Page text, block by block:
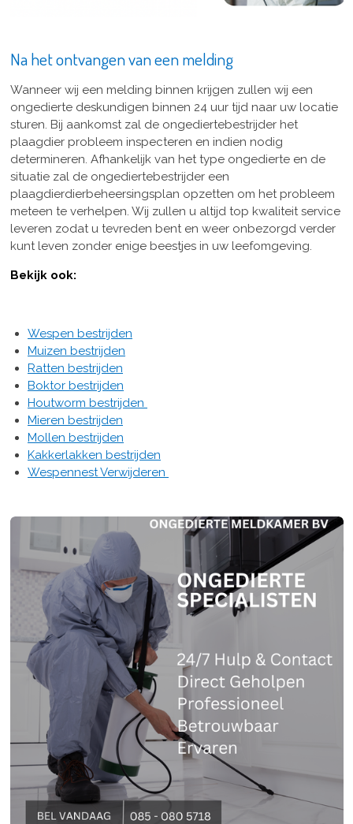
Na het ontvangen van een melding
Wanneer wij een melding binnen krijgen zullen wij een
ongedierte deskundigen binnen 24 uur tijd naar uw locatie
sturen. Bij aankomst zal de ongediertebestrijder het
plaagdier probleem inspecteren en indien nodig
determineren. Afhankelijk van het type ongedierte en de
situatie zal de ongediertebestrijder een
plaagdierdierbeheersingsplan opzetten om het probleem
meteen te verhelpen. Wij zullen u altijd top kwaliteit service
leveren zodat u tevreden bent en weer onbezorgd verder
kunt leven zonder enige beestjes in uw leefomgeving.
Bekijk ook:
Wespen bestrijden
Muizen bestrijden
Ratten bestrijden
Boktor bestrijden
Houtworm bestrijden
Mieren bestrijden
Mollen bestrijden
Kakkerlakken bestrijden
Wespennest Verwijderen